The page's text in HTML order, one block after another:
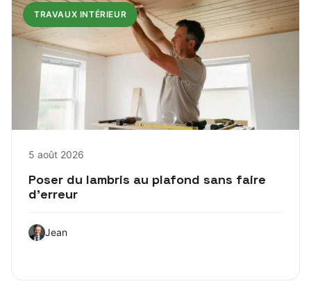
TRAVAUX INTÉRIEUR
5 août 2026
Poser du lambris au plafond sans faire
d’erreur
Jean